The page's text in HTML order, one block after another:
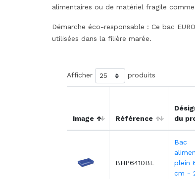
alimentaires ou de matériel fragile
Démarche éco-responsable : Ce bac
utilisées dans la filière marée.
Afficher produits
Image Référence
du
BHP6410BL
Bac
plein
cm -